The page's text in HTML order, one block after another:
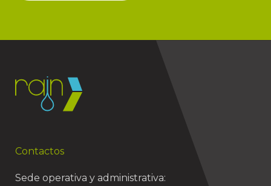
Contactos
Sede operativa y administrativa: